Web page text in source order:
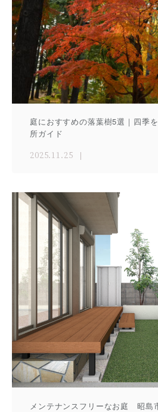
庭におすすめの落葉樹5選｜四季
所ガイド
2025.11.25
メンテナンスフリーなお庭 昭島